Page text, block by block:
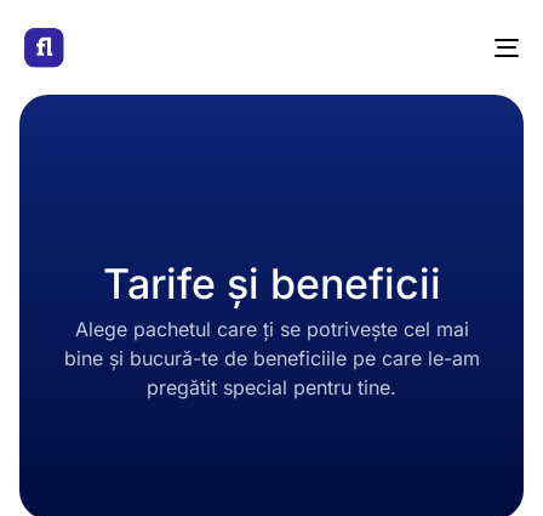
Tarife și beneficii
Alege pachetul care ți se potrivește cel mai
bine și bucură-te de beneficiile pe care le-am
pregătit special pentru tine.